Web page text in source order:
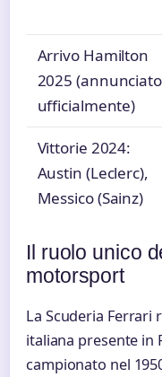
Arrivo Hamilton
2025 (annunciato
ufficialmente)
Vittorie 2024:
Austin (Leclerc),
Messico (Sainz)
Il ruolo unico
motorsport
La Scuderia Ferrari
italiana presente in
campionato nel